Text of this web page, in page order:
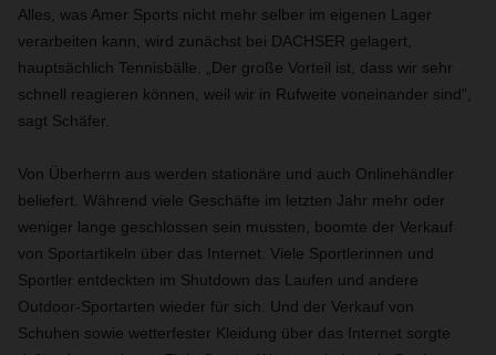
Alles, was Amer Sports nicht mehr selber im eigenen Lager
verarbeiten kann, wird zunächst bei DACHSER gelagert,
hauptsächlich Tennisbälle. „Der große Vorteil ist, dass wir sehr
schnell reagieren können, weil wir in Rufweite voneinander sind“,
sagt Schäfer.
Von Überherrn aus werden stationäre und auch Onlinehändler
beliefert. Während viele Geschäfte im letzten Jahr mehr oder
weniger lange geschlossen sein mussten, boomte der Verkauf
von Sportartikeln über das Internet. Viele Sportlerinnen und
Sportler entdeckten im Shutdown das Laufen und andere
Outdoor-Sportarten wieder für sich. Und der Verkauf von
Schuhen sowie wetterfester Kleidung über das Internet sorgte